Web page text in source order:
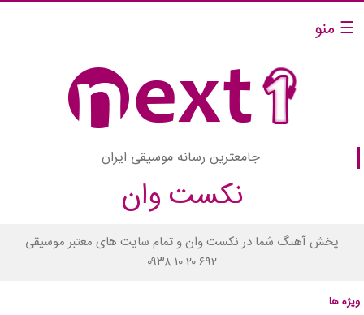
☰ منو
جامعترین رسانه موسیقی ایران
نکست وان
پخش آهنگ شما در نکست وان و تمام سایت های معتبر موسیقی
۰۹۳۸ ۱۰ ۲۰ ۶۹۲
ویژه ها